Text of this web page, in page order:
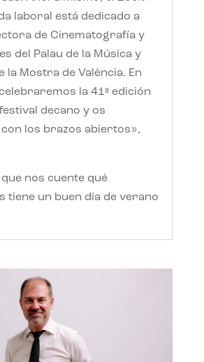
laboral está dedicado a
de Cinematografía y
del Palau de la Música y
la Mostra de València. En
la 41ª edición
decano y os
los brazos abiertos»,
nos cuente qué
tiene un buen día de verano